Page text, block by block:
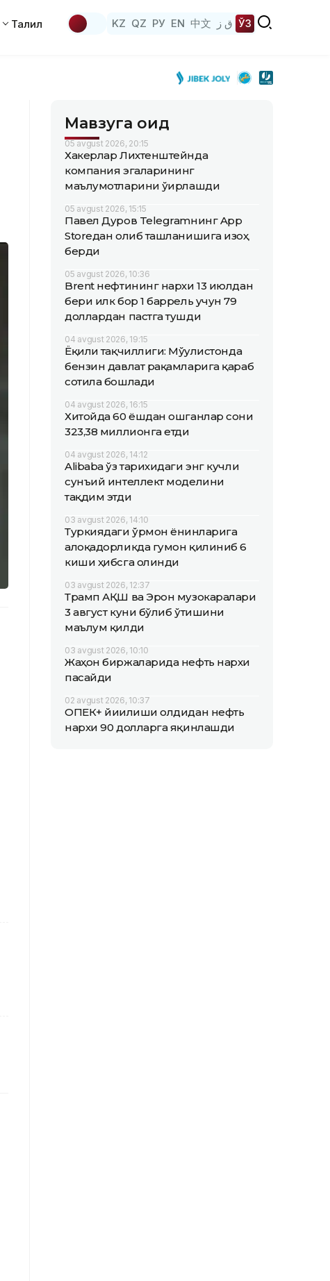
Таҳлил KZ QZ РУ EN 中文 ق ز ЎЗ
Мавзуга оид
05 avgust 2026, 20:15
Хакерлар Лихтенштейнда
компания эгаларининг
маълумотларини ўғирлашди
05 avgust 2026, 15:15
Павел Дуров Telegramнинг App
Storeдан олиб ташланишига изоҳ
берди
05 avgust 2026, 10:36
Brent нефтининг нархи 13 июлдан
бери илк бор 1 баррель учун 79
доллардан пастга тушди
04 avgust 2026, 19:15
Ёқилғи тақчиллиги: Мўғулистонда
бензин давлат рақамларига қараб
сотила бошлади
04 avgust 2026, 16:15
Хитойда 60 ёшдан ошганлар сони
323,38 миллионга етди
04 avgust 2026, 14:12
Alibaba ўз тарихидаги энг кучли
сунъий интеллект моделини
тақдим этди
03 avgust 2026, 14:10
Туркиядаги ўрмон ёнғинларига
алоқадорликда гумон қилиниб 6
киши ҳибсга олинди
03 avgust 2026, 12:37
Трамп АҚШ ва Эрон музокаралари
3 август куни бўлиб ўтишини
маълум қилди
03 avgust 2026, 10:10
Жаҳон биржаларида нефть нархи
пасайди
02 avgust 2026, 10:37
ОПEК+ йиғилиши олдидан нефть
нархи 90 долларга яқинлашди